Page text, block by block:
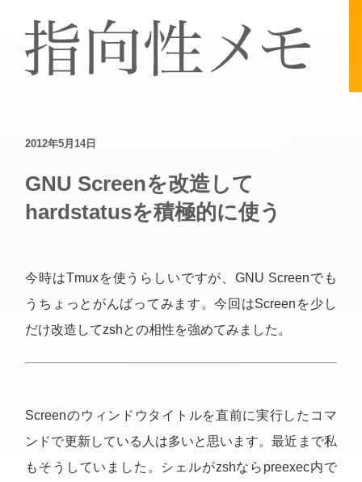
2012年5月14日
GNU Screenを改造して
hardstatusを積極的に使う
今時はTmuxを使うらしいですが、GNU Screenでも
うちょっとがんばってみます。今回はScreenを少し
だけ改造してzshとの相性を強めてみました。
Screenのウィンドウタイトルを直前に実行したコマ
ンドで更新している人は多いと思います。最近まで私
もそうしていました。シェルがzshならpreexec内で